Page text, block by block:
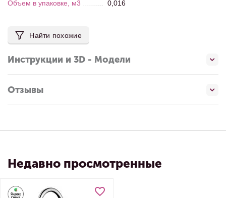
Объем в упаковке, м3 0,016
Найти похожие
Инструкции и 3D - Модели
Отзывы
Недавно просмотренные